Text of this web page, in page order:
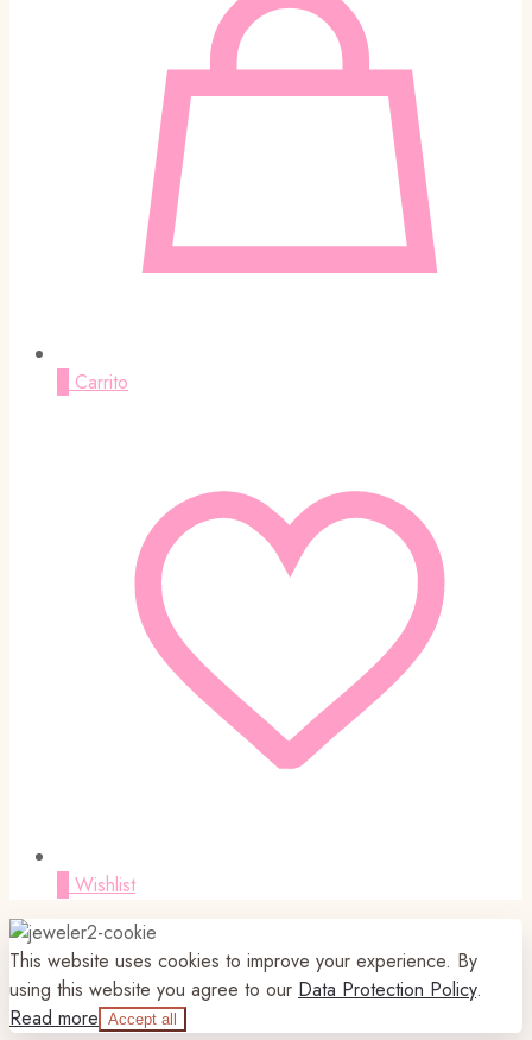
Carrito
Wishlist
This website uses cookies to improve your experience. By
using this website you agree to our Data Protection Policy.
Read more Accept all